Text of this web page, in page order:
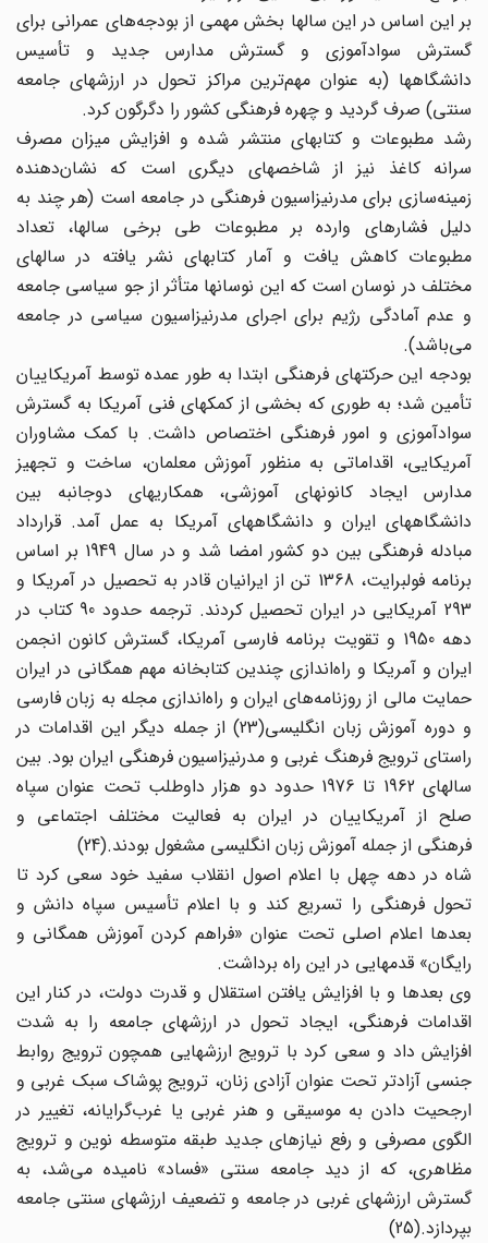
بر این اساس در این سالها بخش مهمی از بودجه‌های عمرانی برای
گسترش سوادآموزی و گسترش مدارس جدید و تأسیس
دانشگاهها (به عنوان مهم‌ترین مراکز تحول در ارزشهای جامعه
سنتی) صرف گردید و چهره فرهنگی کشور را دگرگون کرد.
رشد مطبوعات و کتابهای منتشر شده و افزایش میزان مصرف
سرانه کاغذ نیز از شاخصهای دیگری است که نشان‌‌دهنده
زمینه‌سازی برای مدرنیزاسیون فرهنگی در جامعه است (هر چند به
دلیل فشارهای وارده بر مطبوعات طی برخی سالها، تعداد
مطبوعات کاهش یافت و آمار کتابهای نشر یافته در سالهای
مختلف در نوسان است که این نوسانها متأثر از جو سیاسی جامعه
و عدم آمادگی رژیم برای اجرای مدرنیزاسیون سیاسی در جامعه
می‌باشد).
بودجه این حرکتهای فرهنگی ابتدا به طور عمده توسط آمریکاییان
تأمین شد؛ به طوری که بخشی از کمکهای فنی آمریکا به گسترش
سوادآموزی و امور فرهنگی اختصاص داشت. با کمک مشاوران
آمریکایی، اقداماتی به منظور آموزش معلمان، ساخت و تجهیز
مدارس ایجاد کانونهای آموزشی، همکاریهای دوجانبه بین
دانشگاههای ایران و دانشگاههای آمریکا به عمل آمد. قرارداد
مبادله فرهنگی بین دو کشور امضا شد و در سال 1949 بر اساس
برنامه فولبرایت، 1368 تن از ایرانیان قادر به تحصیل در آمریکا و
293 آمریکایی در ایران تحصیل کردند. ترجمه حدود 90 کتاب در
دهه 1950 و تقویت برنامه فارسی آمریکا، گسترش کانون انجمن
ایران و آمریکا و راه‌اندازی چندین کتابخانه مهم همگانی در ایران
حمایت مالی از روزنامه‌های ایران و راه‌‌اندازی مجله به زبان فارسی
و دوره آموزش زبان انگلیسی(23) از جمله دیگر این اقدامات در
راستای ترویج فرهنگ غربی و مدرنیزاسیون فرهنگی ایران بود. بین
سالهای 1962 تا 1976 حدود دو هزار داوطلب تحت عنوان سپاه
صلح از آمریکاییان در ایران به فعالیت مختلف اجتماعی و
فرهنگی از جمله آموزش زبان انگلیسی مشغول بودند.(24)
شاه در دهه چهل با اعلام اصول انقلاب سفید خود سعی کرد تا
تحول فرهنگی را تسریع کند و با اعلام تأسیس سپاه دانش و
بعدها اعلام اصلی تحت عنوان «فراهم کردن آموزش همگانی و
رایگان» قدمهایی در این راه برداشت.
وی بعدها و با افزایش یافتن استقلال و قدرت دولت، در کنار این
اقدامات فرهنگی، ایجاد تحول در ارزشهای جامعه را به شدت
افزایش داد و سعی کرد با ترویج ارزشهایی همچون ترویج روابط
جنسی آزادتر تحت عنوان آزادی زنان، ترویج پوشاک سبک غربی و
ارجحیت دادن به موسیقی و هنر غربی یا غرب‌گرایانه، تغییر در
الگوی مصرفی و رفع نیازهای جدید طبقه متوسطه نوین و ترویج
مظاهری، که از دید جامعه سنتی «فساد» نامیده می‌شد، به
گسترش ارزشهای غربی در جامعه و تضعیف ارزشهای سنتی جامعه
بپردازد.(25)